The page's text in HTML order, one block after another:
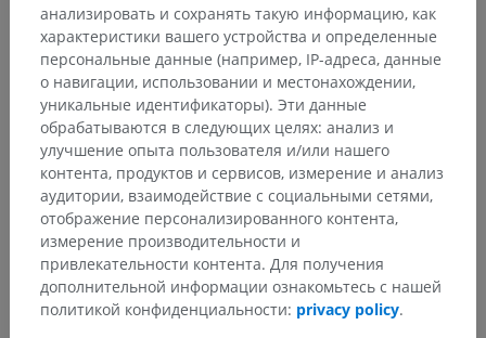
Анатомическая иерархия
Анатомия человека 2
Человеческое тело>
Systemata musculoskeletalia> Суставы>
Juncturae ossiculorum auditus>
анализировать и сохранять такую информацию, как
характеристики вашего устройства и определенные
персональные данные (например, IP-адреса, данные
о навигации, использовании и местонахождении,
уникальные идентификаторы). Эти данные
обрабатываются в следующих целях: анализ и
улучшение опыта пользователя и/или нашего
контента, продуктов и сервисов, измерение и анализ
аудитории, взаимодействие с социальными сетями,
отображение персонализированного контента,
измерение производительности и
привлекательности контента. Для получения
дополнительной информации ознакомьтесь с нашей
политикой конфиденциальности: privacy policy.